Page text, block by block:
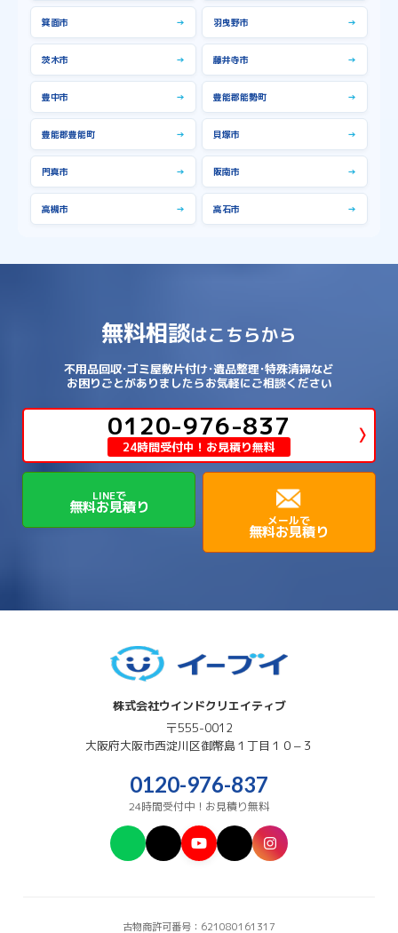
箕面市 → 羽曳野市 →
茨木市 → 藤井寺市 →
豊中市 → 豊能郡能勢町 →
豊能郡豊能町 → 貝塚市 →
門真市 → 阪南市 →
高槻市 → 高石市 →
無料相談はこちらから
不用品回収･ゴミ屋敷片付け･遺品整理･特殊清掃など
お困りごとがありましたらお気軽にご相談ください
0120-976-837
24時間受付中！お見積り無料
LINEで
無料お見積り
メールで
無料お見積り
株式会社ウインドクリエイティブ
〒555-0012
大阪府大阪市西淀川区御幣島１丁目１０−３
0120-976-837
24時間受付中！お見積り無料
古物商許可番号：621080161317